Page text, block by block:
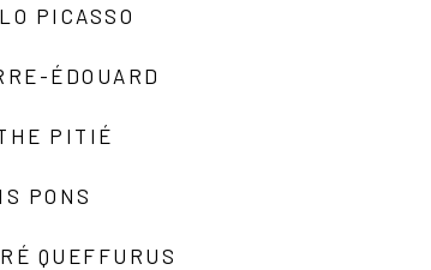
PICASSO
ÉDOUARD
PITIÉ
PONS
QUEFFURUS